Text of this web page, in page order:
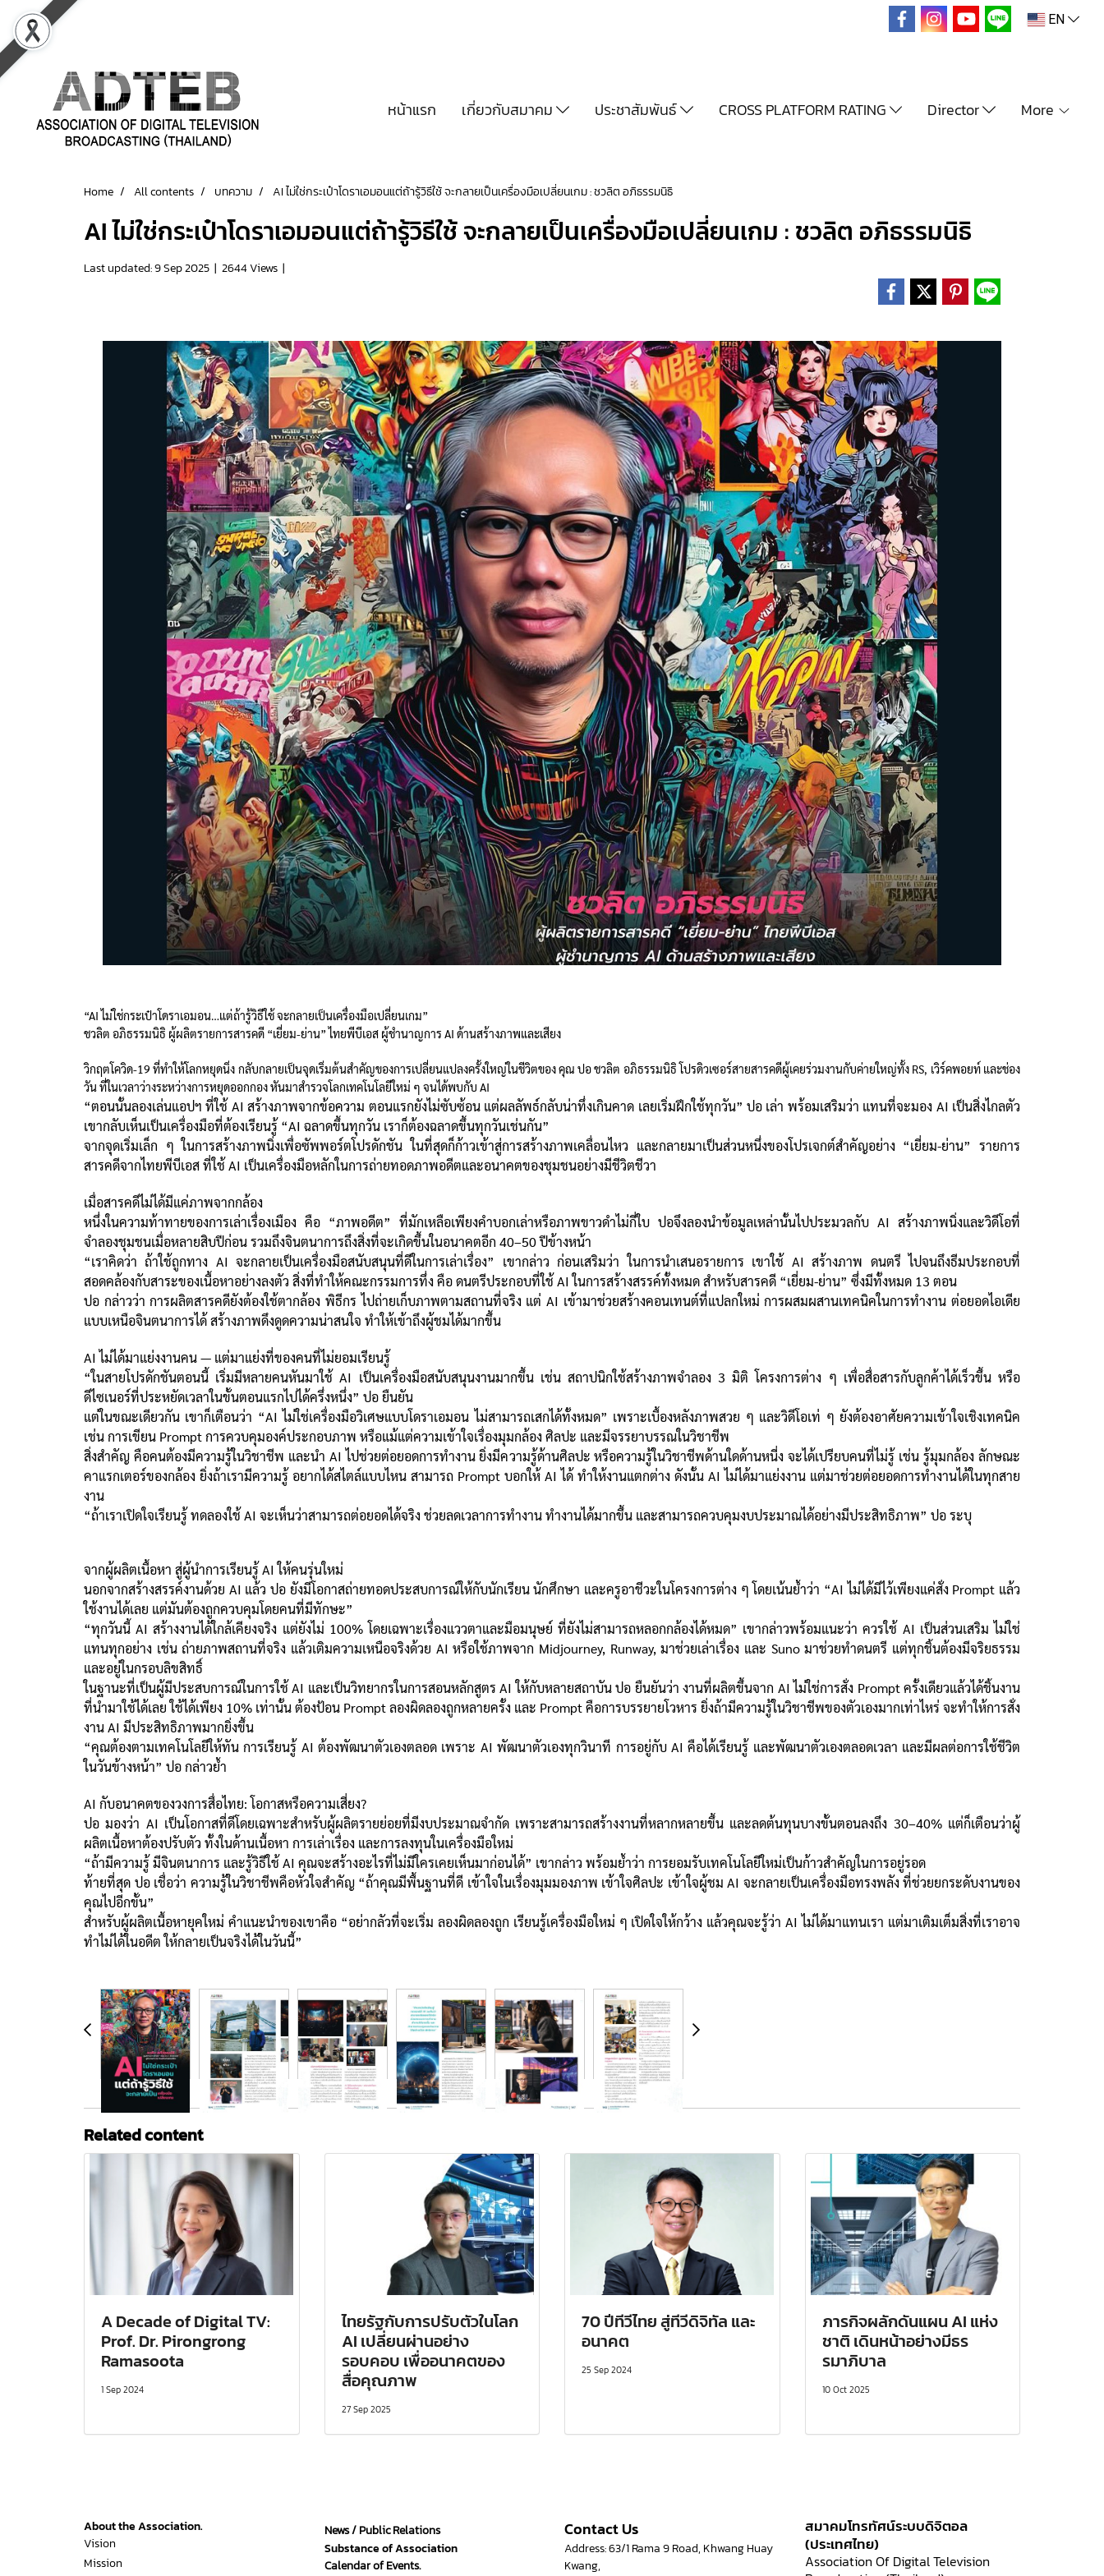
EN
หน้าแรก เกี่ยวกับสมาคม ประชาสัมพันธ์ CROSS PLATFORM RATING Director More
Home All contents บทความ AI ไม่ใช่กระเป๋าโดราเอมอนแต่ถ้ารู้วิธีใช้ จะกลายเป็นเครื่องมือเปลี่ยนเกม : ชวลิต อภิธรรมนิธิ
AI ไม่ใช่กระเป๋าโดราเอมอนแต่ถ้ารู้วิธีใช้ จะกลายเป็นเครื่องมือเปลี่ยนเกม : ชวลิต อภิธรรมนิธิ
Last updated: 9 Sep 2025 | 2644 Views |
“AI ไม่ใช่กระเป๋าโดราเอมอน…แต่ถ้ารู้วิธีใช้ จะกลายเป็นเครื่องมือเปลี่ยนเกม”
ชวลิต อภิธรรมนิธิ ผู้ผลิตรายการสารคดี “เยี่ยม-ย่าน” ไทยพีบีเอส ผู้ชำนาญการ AI ด้านสร้างภาพและเสียง
วิกฤตโควิด-19 ที่ทำให้โลกหยุดนิ่ง กลับกลายเป็นจุดเริ่มต้นสำคัญของการเปลี่ยนแปลงครั้งใหญ่ในชีวิตของ คุณ ปอ ชวลิต อภิธรรมนิธิ โปรดิวเซอร์สายสารคดีผู้เคยร่วมงานกับค่ายใหญ่ทั้ง RS, เวิร์คพอยท์ และช่อง
วัน ที่ในเวลาว่างระหว่างการหยุดออกกอง หันมาสำรวจโลกเทคโนโลยีใหม่ ๆ จนได้พบกับ AI
“ตอนนั้นลองเล่นแอปฯ ที่ใช้ AI สร้างภาพจากข้อความ ตอนแรกยังไม่ซับซ้อน แต่ผลลัพธ์กลับน่าทึ่งเกินคาด เลยเริ่มฝึกใช้ทุกวัน” ปอ เล่า พร้อมเสริมว่า แทนที่จะมอง AI เป็นสิ่งไกลตัว
เขากลับเห็นเป็นเครื่องมือที่ต้องเรียนรู้ “AI ฉลาดขึ้นทุกวัน เราก็ต้องฉลาดขึ้นทุกวันเช่นกัน”
จากจุดเริ่มเล็ก ๆ ในการสร้างภาพนิ่งเพื่อซัพพอร์ตโปรดักชัน ในที่สุดก็ก้าวเข้าสู่การสร้างภาพเคลื่อนไหว และกลายมาเป็นส่วนหนึ่งของโปรเจกต์สำคัญอย่าง “เยี่ยม-ย่าน” รายการ
สารคดีจากไทยพีบีเอส ที่ใช้ AI เป็นเครื่องมือหลักในการถ่ายทอดภาพอดีตและอนาคตของชุมชนอย่างมีชีวิตชีวา
เมื่อสารคดีไม่ได้มีแค่ภาพจากกล้อง
หนึ่งในความท้าทายของการเล่าเรื่องเมือง คือ “ภาพอดีต” ที่มักเหลือเพียงคำบอกเล่าหรือภาพขาวดำไม่กี่ใบ ปอจึงลองนำข้อมูลเหล่านั้นไปประมวลกับ AI สร้างภาพนิ่งและวิดีโอที่
จำลองชุมชนเมื่อหลายสิบปีก่อน รวมถึงจินตนาการถึงสิ่งที่จะเกิดขึ้นในอนาคตอีก 40–50 ปีข้างหน้า
“เราคิดว่า ถ้าใช้ถูกทาง AI จะกลายเป็นเครื่องมือสนับสนุนที่ดีในการเล่าเรื่อง” เขากล่าว ก่อนเสริมว่า ในการนำเสนอรายการ เขาใช้ AI สร้างภาพ ดนตรี ไปจนถึงธีมประกอบที่
สอดคล้องกับสาระของเนื้อหาอย่างลงตัว สิ่งที่ทำให้คณะกรรมการทึ่ง คือ ดนตรีประกอบที่ใช้ AI ในการสร้างสรรค์ทั้งหมด สำหรับสารคดี “เยี่ยม-ย่าน” ซึ่งมีทั้งหมด 13 ตอน
ปอ กล่าวว่า การผลิตสารคดียังต้องใช้ตากล้อง พิธีกร ไปถ่ายเก็บภาพตามสถานที่จริง แต่ AI เข้ามาช่วยสร้างคอนเทนต์ที่แปลกใหม่ การผสมผสานเทคนิคในการทำงาน ต่อยอดไอเดีย
แบบเหนือจินตนาการได้ สร้างภาพดึงดูดความน่าสนใจ ทำให้เข้าถึงผู้ชมได้มากขึ้น
AI ไม่ได้มาแย่งงานคน — แต่มาแย่งที่ของคนที่ไม่ยอมเรียนรู้
“ในสายโปรดักชันตอนนี้ เริ่มมีหลายคนหันมาใช้ AI เป็นเครื่องมือสนับสนุนงานมากขึ้น เช่น สถาปนิกใช้สร้างภาพจำลอง 3 มิติ โครงการต่าง ๆ เพื่อสื่อสารกับลูกค้าได้เร็วขึ้น หรือ
ดีไซเนอร์ที่ประหยัดเวลาในขั้นตอนแรกไปได้ครึ่งหนึ่ง” ปอ ยืนยัน
แต่ในขณะเดียวกัน เขาก็เตือนว่า “AI ไม่ใช่เครื่องมือวิเศษแบบโดราเอมอน ไม่สามารถเสกได้ทั้งหมด” เพราะเบื้องหลังภาพสวย ๆ และวิดีโอเท่ ๆ ยังต้องอาศัยความเข้าใจเชิงเทคนิค
เช่น การเขียน Prompt การควบคุมองค์ประกอบภาพ หรือแม้แต่ความเข้าใจเรื่องมุมกล้อง ศิลปะ และมีจรรยาบรรณในวิชาชีพ
สิ่งสำคัญ คือคนต้องมีความรู้ในวิชาชีพ และนำ AI ไปช่วยต่อยอดการทำงาน ยิ่งมีความรู้ด้านศิลปะ หรือความรู้ในวิชาชีพด้านใดด้านหนี่ง จะได้เปรียบคนที่ไม่รู้ เช่น รู้มุมกล้อง ลักษณะ
คาแรกเตอร์ของกล้อง ยิ่งถ้าเรามีความรู้ อยากได้สไตล์แบบไหน สามารถ Prompt บอกให้ AI ได้ ทำให้งานแตกต่าง ดังนั้น AI ไม่ได้มาแย่งงาน แต่มาช่วยต่อยอดการทำงานได้ในทุกสาย
งาน
“ถ้าเราเปิดใจเรียนรู้ ทดลองใช้ AI จะเห็นว่าสามารถต่อยอดได้จริง ช่วยลดเวลาการทำงาน ทำงานได้มากขึ้น และสามารถควบคุมงบประมาณได้อย่างมีประสิทธิภาพ” ปอ ระบุ
จากผู้ผลิตเนื้อหา สู่ผู้นำการเรียนรู้ AI ให้คนรุ่นใหม่
นอกจากสร้างสรรค์งานด้วย AI แล้ว ปอ ยังมีโอกาสถ่ายทอดประสบการณ์ให้กับนักเรียน นักศึกษา และครูอาชีวะในโครงการต่าง ๆ โดยเน้นย้ำว่า “AI ไม่ได้มีไว้เพียงแค่สั่ง Prompt แล้ว
ใช้งานได้เลย แต่มันต้องถูกควบคุมโดยคนที่มีทักษะ”
“ทุกวันนี้ AI สร้างงานได้ใกล้เคียงจริง แต่ยังไม่ 100% โดยเฉพาะเรื่องแววตาและมือมนุษย์ ที่ยังไม่สามารถหลอกกล้องได้หมด” เขากล่าวพร้อมแนะว่า ควรใช้ AI เป็นส่วนเสริม ไม่ใช่
แทนทุกอย่าง เช่น ถ่ายภาพสถานที่จริง แล้วเติมความเหนือจริงด้วย AI หรือใช้ภาพจาก Midjourney, Runway, มาช่วยเล่าเรื่อง และ Suno มาช่วยทำดนตรี แต่ทุกชิ้นต้องมีจริยธรรม
และอยู่ในกรอบลิขสิทธิ์
ในฐานะที่เป็นผู้มีประสบการณ์ในการใช้ AI และเป็นวิทยากรในการสอนหลักสูตร AI ให้กับหลายสถาบัน ปอ ยืนยันว่า งานที่ผลิตขึ้นจาก AI ไม่ใช่การสั่ง Prompt ครั้งเดียวแล้วได้ชิ้นงาน
ที่นำมาใช้ได้เลย ใช้ได้เพียง 10% เท่านั้น ต้องป้อน Prompt ลองผิดลองถูกหลายครั้ง และ Prompt คือการบรรยายโวหาร ยิ่งถ้ามีความรู้ในวิชาชีพของตัวเองมากเท่าไหร่ จะทำให้การสั่ง
งาน AI มีประสิทธิภาพมากยิ่งขึ้น
“คุณต้องตามเทคโนโลยีให้ทัน การเรียนรู้ AI ต้องพัฒนาตัวเองตลอด เพราะ AI พัฒนาตัวเองทุกวินาที การอยู่กับ AI คือได้เรียนรู้ และพัฒนาตัวเองตลอดเวลา และมีผลต่อการใช้ชีวิต
ในวันข้างหน้า” ปอ กล่าวย้ำ
AI กับอนาคตของวงการสื่อไทย: โอกาสหรือความเสี่ยง?
ปอ มองว่า AI เป็นโอกาสที่ดีโดยเฉพาะสำหรับผู้ผลิตรายย่อยที่มีงบประมาณจำกัด เพราะสามารถสร้างงานที่หลากหลายขึ้น และลดต้นทุนบางขั้นตอนลงถึง 30–40% แต่ก็เตือนว่าผู้
ผลิตเนื้อหาต้องปรับตัว ทั้งในด้านเนื้อหา การเล่าเรื่อง และการลงทุนในเครื่องมือใหม่
“ถ้ามีความรู้ มีจินตนาการ และรู้วิธีใช้ AI คุณจะสร้างอะไรที่ไม่มีใครเคยเห็นมาก่อนได้” เขากล่าว พร้อมย้ำว่า การยอมรับเทคโนโลยีใหม่เป็นก้าวสำคัญในการอยู่รอด
ท้ายที่สุด ปอ เชื่อว่า ความรู้ในวิชาชีพคือหัวใจสำคัญ “ถ้าคุณมีพื้นฐานที่ดี เข้าใจในเรื่องมุมมองภาพ เข้าใจศิลปะ เข้าใจผู้ชม AI จะกลายเป็นเครื่องมือทรงพลัง ที่ช่วยยกระดับงานของ
คุณไปอีกขั้น”
สำหรับผู้ผลิตเนื้อหายุคใหม่ คำแนะนำของเขาคือ “อย่ากลัวที่จะเริ่ม ลองผิดลองถูก เรียนรู้เครื่องมือใหม่ ๆ เปิดใจให้กว้าง แล้วคุณจะรู้ว่า AI ไม่ได้มาแทนเรา แต่มาเติมเต็มสิ่งที่เราอาจ
ทำไม่ได้ในอดีต ให้กลายเป็นจริงได้ในวันนี้”
Related content
A Decade of Digital TV:
Prof. Dr. Pirongrong
Ramasoota
1 Sep 2024
ไทยรัฐกับการปรับตัวในโลก
AI เปลี่ยนผ่านอย่าง
รอบคอบ เพื่ออนาคตของ
สื่อคุณภาพ
27 Sep 2025
70 ปีทีวีไทย สู่ทีวีดิจิทัล และ
อนาคต
25 Sep 2024
ภารกิจผลักดันแผน AI แห่ง
ชาติ เดินหน้าอย่างมีธร
รมาภิบาล
10 Oct 2025
About the Association.
Vision
Mission
News / Public Relations
Substance of Association
Calendar of Events.
Contact Us
Address: 63/1 Rama 9 Road, Khwang Huay
Kwang,
สมาคมโทรทัศน์ระบบดิจิตอล
(ประเทศไทย)
Association Of Digital Television